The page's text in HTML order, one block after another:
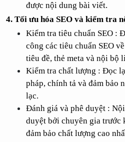
được nội dung bài viết.
4. Tối ưu hóa SEO và kiểm tra
Kiểm tra tiêu chuẩn SEO :
công các tiêu chuẩn SEO
tiêu đề, thẻ meta và nội bộ
Kiểm tra chất lượng : Đọc
pháp, chính tả và đảm bảo
lạc.
Đánh giá và phê duyệt :
duyệt bởi chuyên gia trước
đảm bảo chất lượng cao